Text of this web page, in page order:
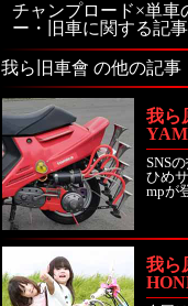
チャンプロード×単車
ー・旧車に関する記
我ら旧車會 の他の記事
我ら
SNS
ひめ
mpが
我ら